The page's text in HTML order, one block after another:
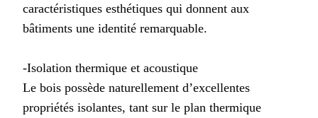
caractéristiques esthétiques qui donnent aux
bâtiments une identité remarquable.
-Isolation thermique et acoustique
Le bois possède naturellement d’excellentes
propriétés isolantes, tant sur le plan thermique